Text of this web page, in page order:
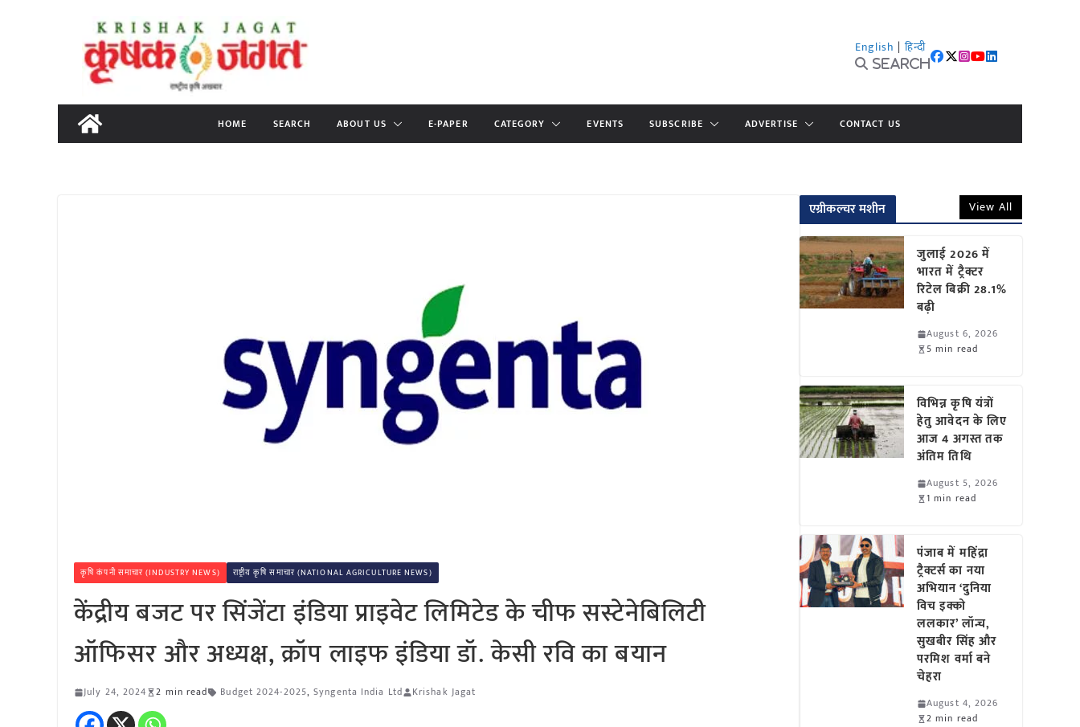
content
English | हिन्दी
Search
HOME SEARCH ABOUT US E-PAPER CATEGORY EVENTS SUBSCRIBE ADVERTISE CONTACT US
कृषि कंपनी समाचार (INDUSTRY NEWS) राष्ट्रीय कृषि समाचार (NATIONAL AGRICULTURE NEWS)
केंद्रीय बजट पर सिंजेंटा इंडिया प्राइवेट लिमिटेड के चीफ सस्टेनेबिलिटी
ऑफिसर और अध्यक्ष, क्रॉप लाइफ इंडिया डॉ. केसी रवि का बयान
July 24, 2024 2 min read Budget 2024-2025,Syngenta India Ltd Krishak Jagat
एग्रीकल्चर मशीन View All
जुलाई 2026 में
भारत में ट्रैक्टर
रिटेल बिक्री 28.1%
बढ़ी
August 6, 2026
5 min read
विभिन्न कृषि यंत्रों
हेतु आवेदन के लिए
आज 4 अगस्त तक
अंतिम तिथि
August 5, 2026
1 min read
पंजाब में महिंद्रा
ट्रैक्टर्स का नया
अभियान ‘दुनिया
विच इक्को
ललकार’ लॉन्च,
सुखबीर सिंह और
परमिश वर्मा बने
चेहरा
August 4, 2026
2 min read